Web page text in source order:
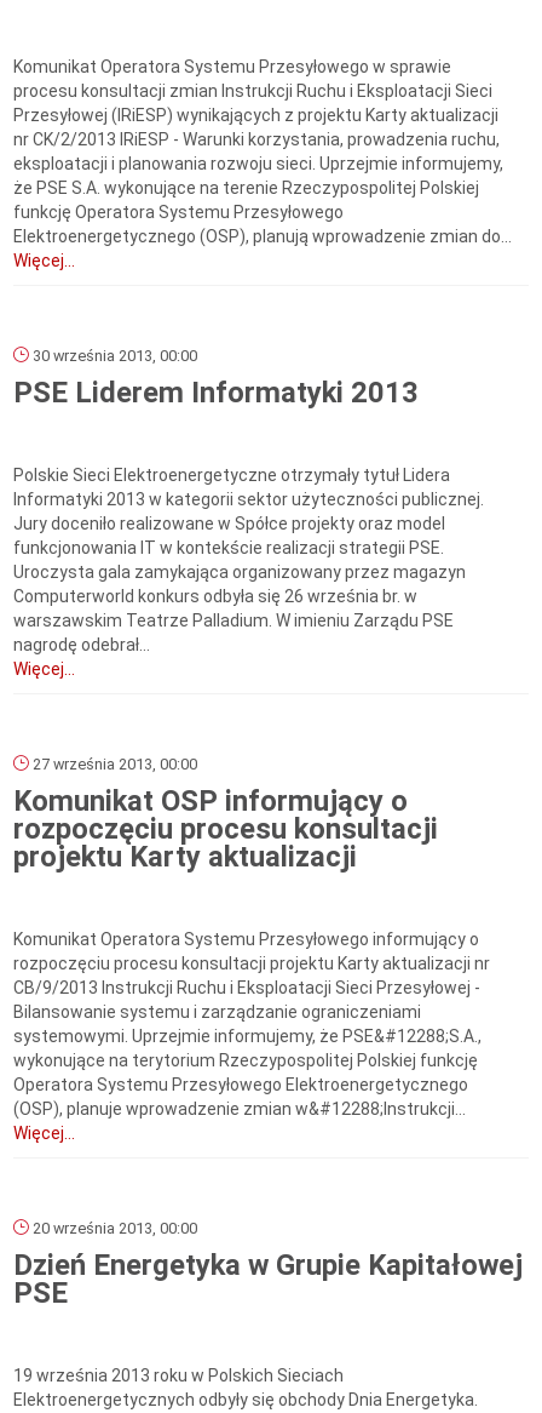
Komunikat Operatora Systemu Przesyłowego w sprawie
procesu konsultacji zmian Instrukcji Ruchu i Eksploatacji Sieci
Przesyłowej (IRiESP) wynikających z projektu Karty aktualizacji
nr CK/2/2013 IRiESP - Warunki korzystania, prowadzenia ruchu,
eksploatacji i planowania rozwoju sieci. Uprzejmie informujemy,
że PSE S.A. wykonujące na terenie Rzeczypospolitej Polskiej
funkcję Operatora Systemu Przesyłowego
Elektroenergetycznego (OSP), planują wprowadzenie zmian do...
Więcej...
30 września 2013, 00:00
PSE Liderem Informatyki 2013
Polskie Sieci Elektroenergetyczne otrzymały tytuł Lidera
Informatyki 2013 w kategorii sektor użyteczności publicznej.
Jury doceniło realizowane w Spółce projekty oraz model
funkcjonowania IT w kontekście realizacji strategii PSE.
Uroczysta gala zamykająca organizowany przez magazyn
Computerworld konkurs odbyła się 26 września br. w
warszawskim Teatrze Palladium. W imieniu Zarządu PSE
nagrodę odebrał...
Więcej...
27 września 2013, 00:00
Komunikat OSP informujący o
rozpoczęciu procesu konsultacji
projektu Karty aktualizacji
Komunikat Operatora Systemu Przesyłowego informujący o
rozpoczęciu procesu konsultacji projektu Karty aktualizacji nr
CB/9/2013 Instrukcji Ruchu i Eksploatacji Sieci Przesyłowej -
Bilansowanie systemu i zarządzanie ograniczeniami
systemowymi. Uprzejmie informujemy, że PSE&#12288;S.A.,
wykonujące na terytorium Rzeczypospolitej Polskiej funkcję
Operatora Systemu Przesyłowego Elektroenergetycznego
(OSP), planuje wprowadzenie zmian w&#12288;Instrukcji...
Więcej...
20 września 2013, 00:00
Dzień Energetyka w Grupie Kapitałowej
PSE
19 września 2013 roku w Polskich Sieciach
Elektroenergetycznych odbyły się obchody Dnia Energetyka.